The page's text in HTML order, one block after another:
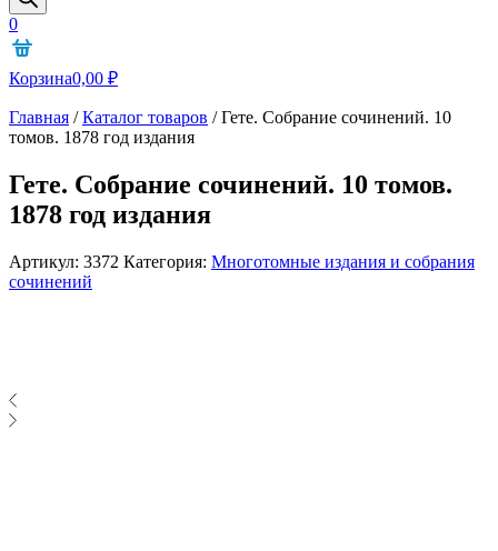
0
Корзина0,00 ₽
Главная /Каталог товаров /Гете. Собрание сочинений. 10
томов. 1878 год издания
Гете. Собрание сочинений. 10 томов.
1878 год издания
Артикул: 3372 Категория: Многотомные издания и собрания
сочинений